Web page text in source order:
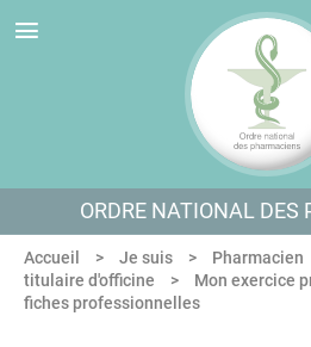
Aller au menu
Aller au contenu
Aller en bas de page
ORDRE NATIONAL DES
Accueil Je suis Pharmacien
titulaire d'officine
Mon exercice
fiches professionnelles
Panneau de gestion des cookies